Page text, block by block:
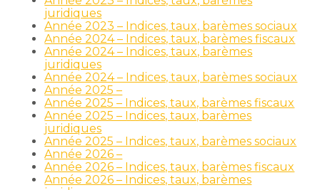
juridiques
Année 2023 – Indices, taux, barèmes sociaux
Année 2024 – Indices, taux, barèmes fiscaux
Année 2024 – Indices, taux, barèmes
juridiques
Année 2024 – Indices, taux, barèmes sociaux
Année 2025 –
Année 2025 – Indices, taux, barèmes fiscaux
Année 2025 – Indices, taux, barèmes
juridiques
Année 2025 – Indices, taux, barèmes sociaux
Année 2026 –
Année 2026 – Indices, taux, barèmes fiscaux
Année 2026 – Indices, taux, barèmes